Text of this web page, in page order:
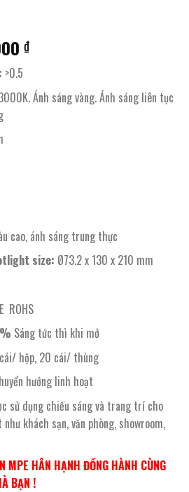
₫.
₫Giá
là:
>0.5
Ánh sáng vàng. Ánh sáng liên tục
cao, ánh sáng trung thực
size: Ø73.2 x 130 x 210 mm
ROHS
Sáng tức thì khi mở
hộp, 20 cái/ thùng
hướng linh hoạt
sử dụng chiếu sáng và trang trí cho
khách sạn, văn phòng, showroom,
MPE HÂN HẠNH ĐỒNG HÀNH CÙNG
BẠN !